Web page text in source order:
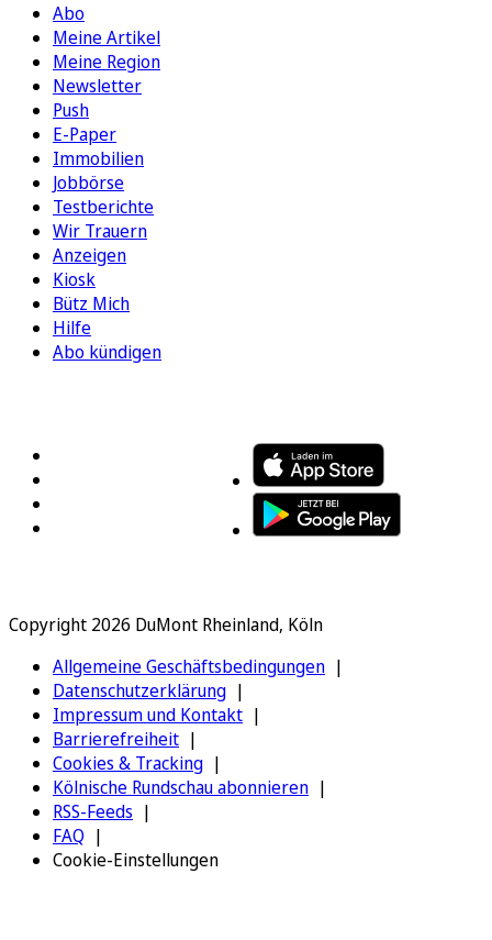
Abo
Meine Artikel
Meine Region
Newsletter
Push
E-Paper
Immobilien
Jobbörse
Testberichte
Wir Trauern
Anzeigen
Kiosk
Bütz Mich
Hilfe
Abo kündigen
Copyright 2026 DuMont Rheinland, Köln
Allgemeine Geschäftsbedingungen
Datenschutzerklärung
Impressum und Kontakt
Barrierefreiheit
Cookies & Tracking
Kölnische Rundschau abonnieren
RSS-Feeds
FAQ
Cookie-Einstellungen